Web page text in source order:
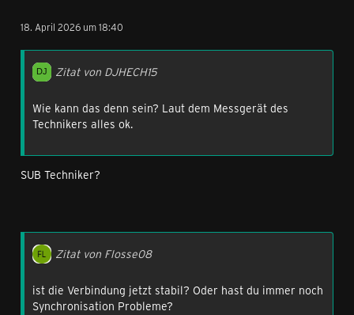
18. April 2026 um 18:40
Zitat von DJHECH15
Wie kann das denn sein? Laut dem Messgerät des
Technikers alles ok.
SUB Techniker?
Zitat von Flosse08
ist die Verbindung jetzt stabil? Oder hast du immer noch
Synchronisation Probleme?